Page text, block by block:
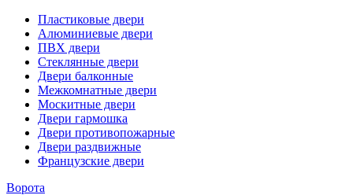
Пластиковые двери
Алюминиевые двери
ПВХ двери
Стеклянные двери
Двери балконные
Межкомнатные двери
Москитные двери
Двери гармошка
Двери противопожарные
Двери раздвижные
Французские двери
Ворота